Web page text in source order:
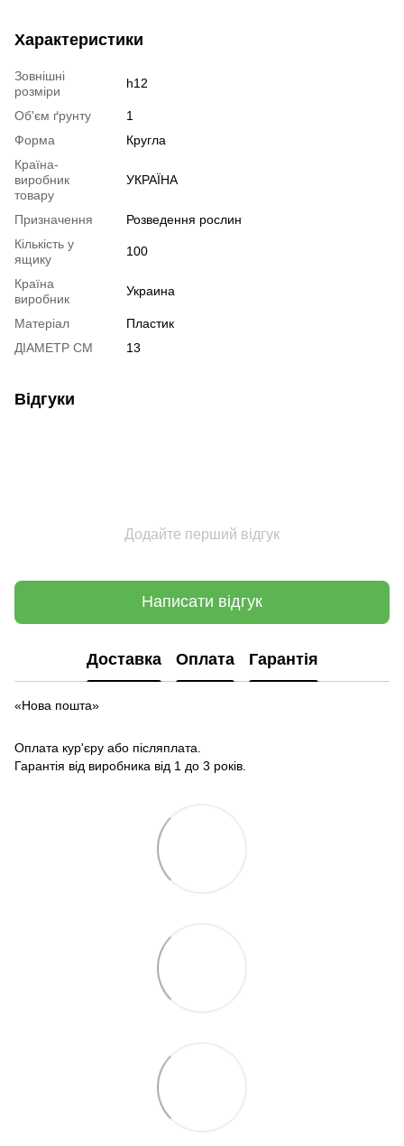
Характеристики
Зовнішні
розміри
h12
Об'єм ґрунту
1
Форма
Кругла
Країна-
виробник
товару
УКРАЇНА
Призначення
Розведення рослин
Кількість у
ящику
100
Країна
виробник
Украина
Матеріал
Пластик
ДІАМЕТР СМ
13
Відгуки
Додайте перший відгук
Написати відгук
Доставка Оплата Гарантія
«Нова пошта»
Оплата кур'єру або післяплата.
Гарантія від виробника від 1 до 3 років.